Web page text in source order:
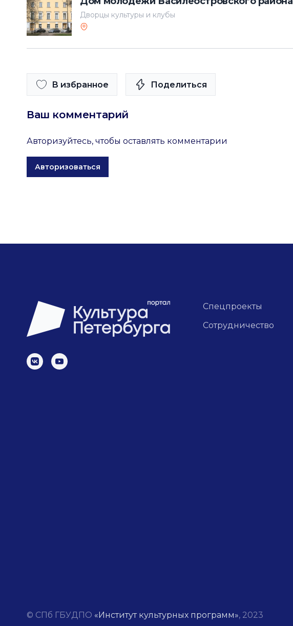
Дворцы культуры и клубы
В избранное Поделиться
Ваш комментарий
Авторизуйтесь, чтобы оставлять комментарии
Авторизоваться
Спецпроекты
Сотрудничество
© СПб ГБУДПО «Институт культурных программ», 2023